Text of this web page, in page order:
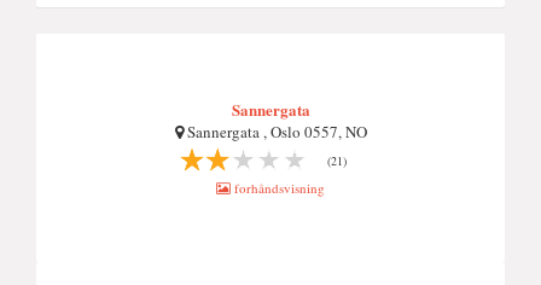
Sannergata
Sannergata , Oslo 0557, NO
(21)
forhåndsvisning